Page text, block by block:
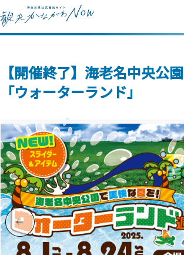
【開催終了】海老名中央公園
「ウォーターランド」